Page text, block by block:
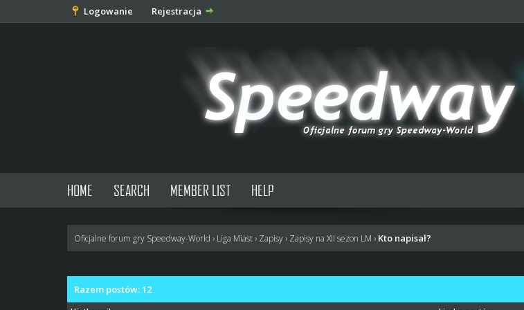
Logowanie Rejestracja
HOME SEARCH MEMBER LIST HELP
Oficjalne forum gry Speedway-World › Liga Miast › Zapisy › Zapisy na XII sezon LM › Kto napisał?
Razem postów: 12